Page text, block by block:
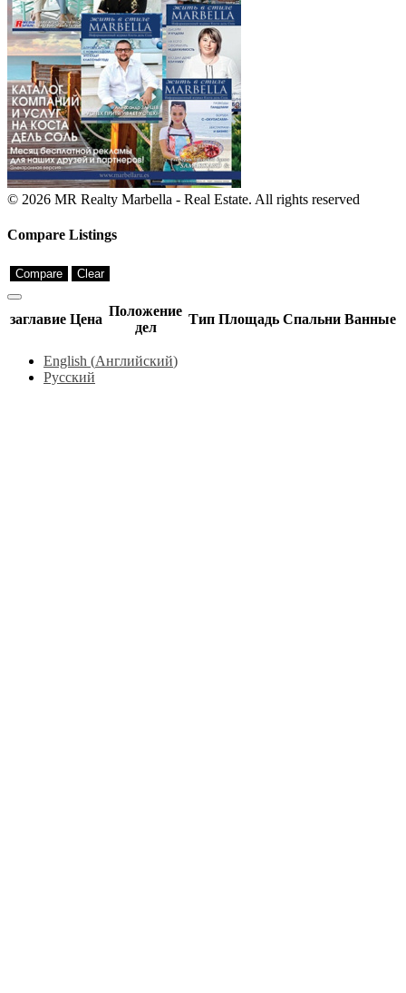
© 2026 MR Realty Marbella - Real Estate. All rights reserved
Compare Listings
Compare Clear
заглавие Цена
Положение
дел
Тип Площадь Спальни Ванные
English (Английский)
Русский